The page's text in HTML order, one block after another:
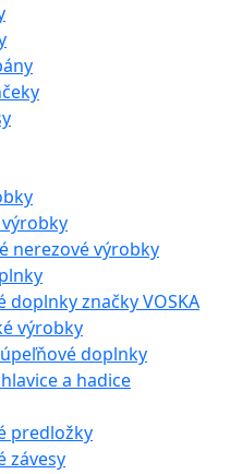
nerezové výrobky
doplnky značky VOSKA
výrobky
doplnky
a hadice
predložky
závesy